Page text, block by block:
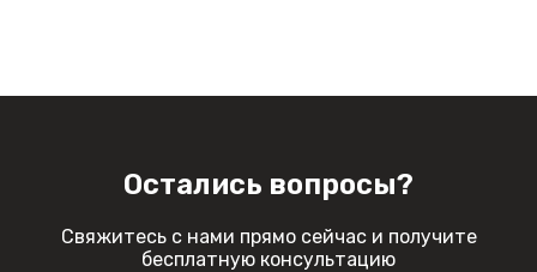
Остались вопросы?
Свяжитесь с нами прямо сейчас и получите
бесплатную консультацию